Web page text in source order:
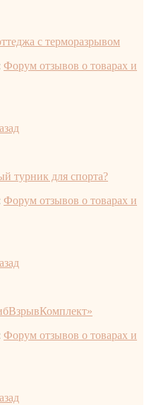
с терморазрывом
Форум отзывов о товарах и
турник для спорта?
Форум отзывов о товарах и
Форум отзывов о товарах и